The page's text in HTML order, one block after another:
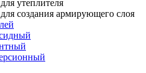
утеплителя
создания армирующего слоя